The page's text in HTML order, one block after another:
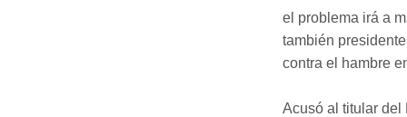
el problema irá a
también
contra el hambre
Acusó al titular del